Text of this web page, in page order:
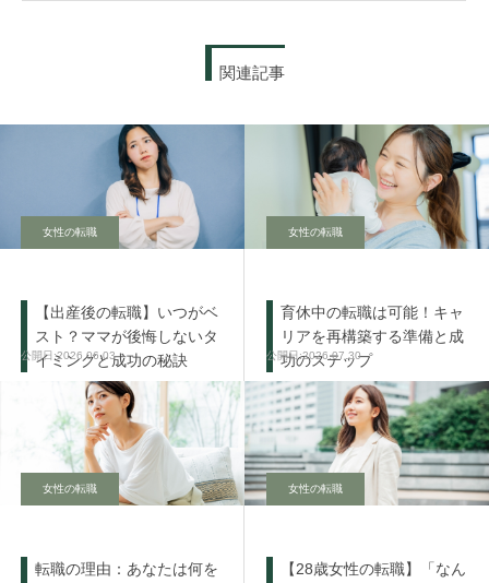
関連記事
女性の転職
【出産後の転職】いつがベ
スト？ママが後悔しないタ
イミングと成功の秘訣
2026.06.03
女性の転職
育休中の転職は可能！キャ
リアを再構築する準備と成
功のステップ
2026.07.30
女性の転職
転職の理由：あなたは何を
女性の転職
【28歳女性の転職】「なん